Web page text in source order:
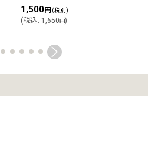
1,500円 (税別)
(税込: 1,650円)